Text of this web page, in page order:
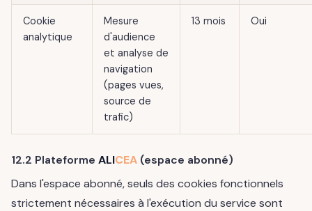
Cookie
analytique
Mesure
d'audience
et analyse de
navigation
(pages vues,
source de
trafic)
13 mois Oui
12.2 Plateforme ALICEA (espace abonné)
Dans l'espace abonné, seuls des cookies fonctionnels
strictement nécessaires à l'exécution du service sont